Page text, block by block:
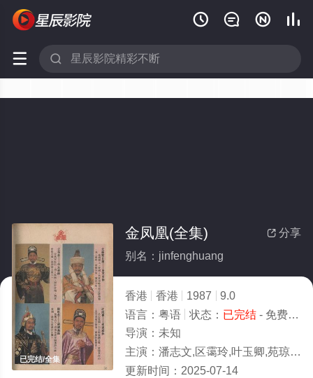
   
 
已完结/全集
 分享
金凤凰(全集)
别名：jinfenghuang
香港 香港 1987
9.0
语言： 粤语 状态： 已完结- 免费在线观看
导演： 未知
主演： 潘志文,区霭玲,叶玉卿,苑琼丹,吴宁,伍卫国,熊德诚,梁汉威,黄树棠,于枫,李寿祺
更新时间： 2025-07-14